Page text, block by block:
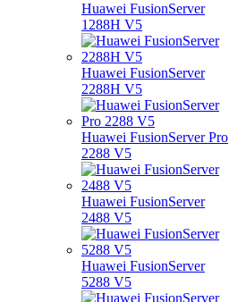
Huawei FusionServer
1288H V5
Huawei FusionServer
2288H V5
Huawei FusionServer Pro
2288 V5
Huawei FusionServer
2488 V5
Huawei FusionServer
5288 V5